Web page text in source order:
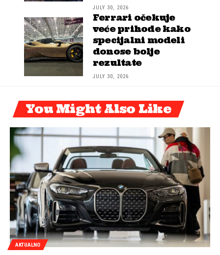
JULY 30, 2026
Ferrari očekuje
veće prihode kako
specijalni modeli
donose bolje
rezultate
JULY 30, 2026
You Might Also Like
AKTUALNO